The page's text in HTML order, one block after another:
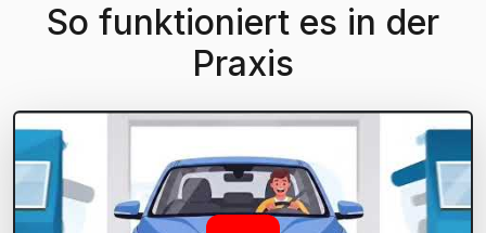
So funktioniert es in der
Praxis